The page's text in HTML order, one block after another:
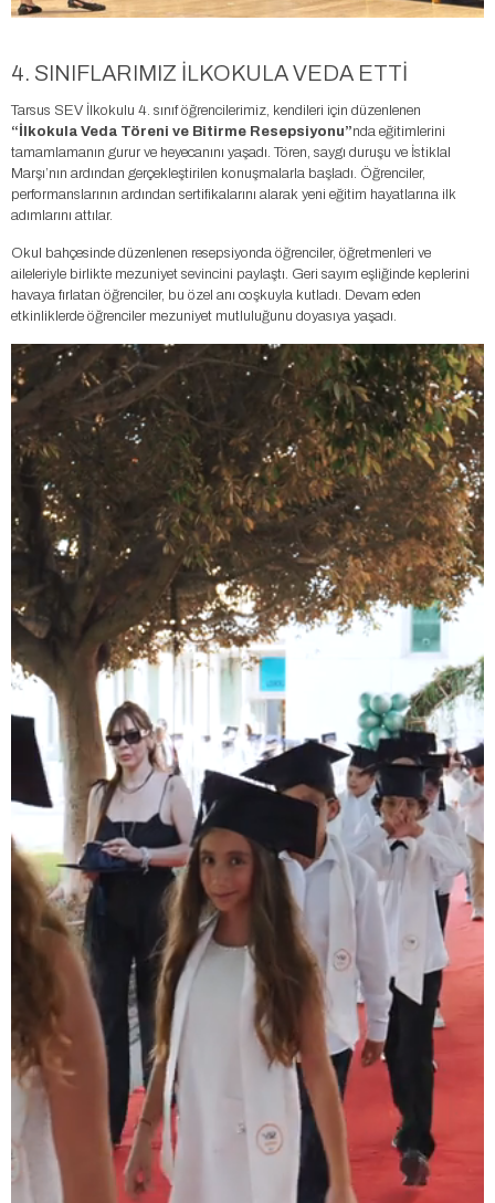
4. SINIFLARIMIZ İLKOKULA VEDA ETTİ
Tarsus SEV İlkokulu 4. sınıf öğrencilerimiz, kendileri için düzenlenen
“İlkokula Veda Töreni ve Bitirme Resepsiyonu”nda eğitimlerini
tamamlamanın gurur ve heyecanını yaşadı. Tören, saygı duruşu ve İstiklal
Marşı’nın ardından gerçekleştirilen konuşmalarla başladı. Öğrenciler,
performanslarının ardından sertifikalarını alarak yeni eğitim hayatlarına ilk
adımlarını attılar.
Okul bahçesinde düzenlenen resepsiyonda öğrenciler, öğretmenleri ve
aileleriyle birlikte mezuniyet sevincini paylaştı. Geri sayım eşliğinde keplerini
havaya fırlatan öğrenciler, bu özel anı coşkuyla kutladı. Devam eden
etkinliklerde öğrenciler mezuniyet mutluluğunu doyasıya yaşadı.